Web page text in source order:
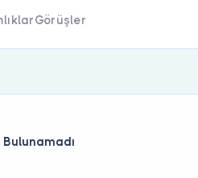
Görüşler
Bulunamadı